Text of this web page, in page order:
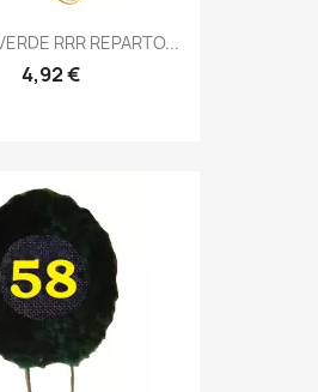
Anteprima
RRR REPARTO...
4,92 €